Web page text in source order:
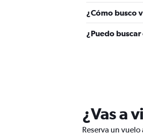
¿Cómo busco
¿Puedo
¿Vas a
Reserva un